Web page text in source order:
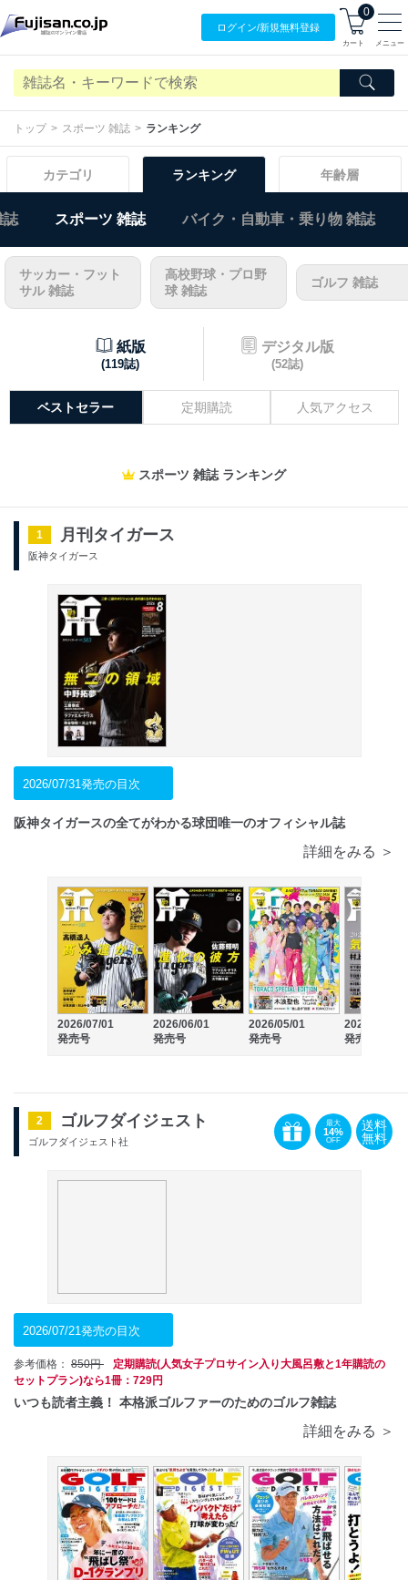
ログイン/新規無料登録
0
カート メニュー
トップ スポーツ 雑誌 ランキング
カテゴリ ランキング 年齢層
誌 スポーツ 雑誌 バイク・自動車・乗り物 雑誌
サッカー・フット
サル 雑誌
高校野球・プロ野
球 雑誌
ゴルフ 雑誌
紙版
(119誌)
デジタル版
(52誌)
ベストセラー 定期購読 人気アクセス
スポーツ 雑誌 ランキング
1 月刊タイガース
阪神タイガース
2026/07/31発売の目次
阪神タイガースの全てがわかる球団唯一のオフィシャル誌
詳細をみる ＞
2026/07/01
発売号
2026/06/01
発売号
2026/05/01
発売号
2026/04/01
発売号
2 ゴルフダイジェスト
ゴルフダイジェスト社
最大
14%
OFF
送料
無料
2026/07/21発売の目次
参考価格： 850円
定期購読(人気女子プロサイン入り大風呂敷と1年購読の
セットプラン)なら1冊：729円
いつも読者主義！ 本格派ゴルファーのためのゴルフ雑誌
詳細をみる ＞